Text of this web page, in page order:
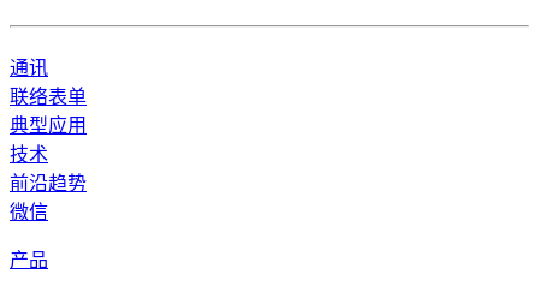
通讯
联络表单
典型应用
技术
前沿趋势
微信
产品